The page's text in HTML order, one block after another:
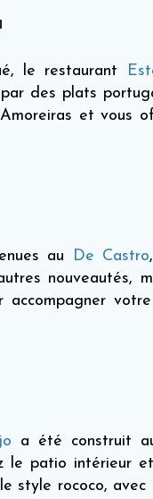
le restaurant
des plats
et vous
au De Castro,
nouveautés,
a été construit
le patio intérieur
style rococo, avec